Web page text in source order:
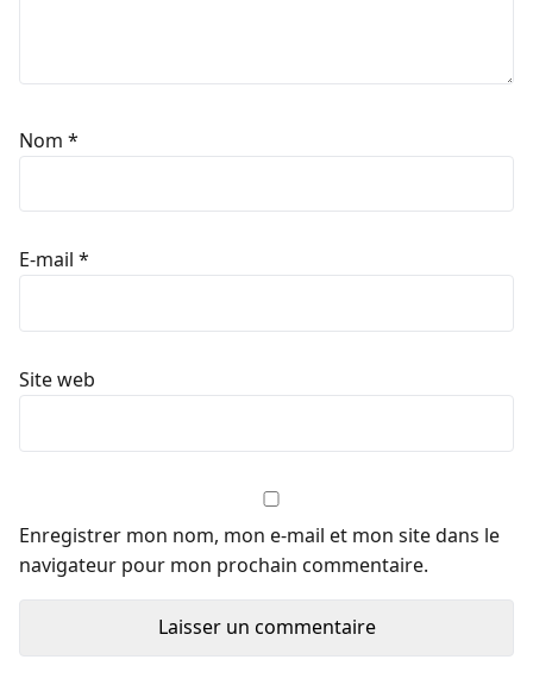
Nom *
E-mail *
Site web
Enregistrer mon nom, mon e-mail et mon site dans le
navigateur pour mon prochain commentaire.